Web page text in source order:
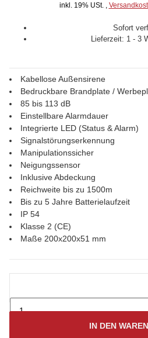
inkl. 19% USt. ,
Sofort
Lieferzeit: 1 - 3
Kabellose Außensirene
Bedruckbare Brandplate /
85 bis 113 dB
Einstellbare Alarmdauer
Integrierte LED (Status & Alarm)
Signalstörungserkennung
Manipulationssicher
Neigungssensor
Inklusive Abdeckung
Reichweite bis zu 1500m
Bis zu 5 Jahre Batterielaufzeit
IP 54
Klasse 2 (CE)
Maße 200x200x51 mm
IN DEN